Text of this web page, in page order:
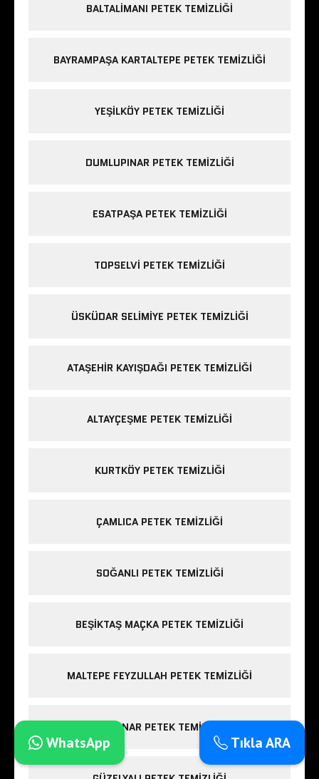
BALTALIMANI PETEK TEMIZLIĞI
BAYRAMPAŞA KARTALTEPE PETEK TEMIZLIĞI
YEŞILKÖY PETEK TEMIZLIĞI
DUMLUPINAR PETEK TEMIZLIĞI
ESATPAŞA PETEK TEMIZLIĞI
TOPSELVI PETEK TEMIZLIĞI
ÜSKÜDAR SELIMIYE PETEK TEMIZLIĞI
ATAŞEHIR KAYIŞDAĞI PETEK TEMIZLIĞI
ALTAYÇEŞME PETEK TEMIZLIĞI
KURTKÖY PETEK TEMIZLIĞI
ÇAMLICA PETEK TEMIZLIĞI
SOĞANLI PETEK TEMIZLIĞI
BEŞIKTAŞ MAÇKA PETEK TEMIZLIĞI
MALTEPE FEYZULLAH PETEK TEMIZLIĞI
GÜRPINAR PETEK TEMIZLIĞI
Tıkla ARA
WhatsApp